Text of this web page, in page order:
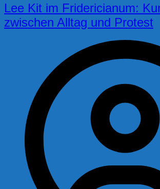
Lee Kit im Fridericianum:
zwischen Alltag und Protest